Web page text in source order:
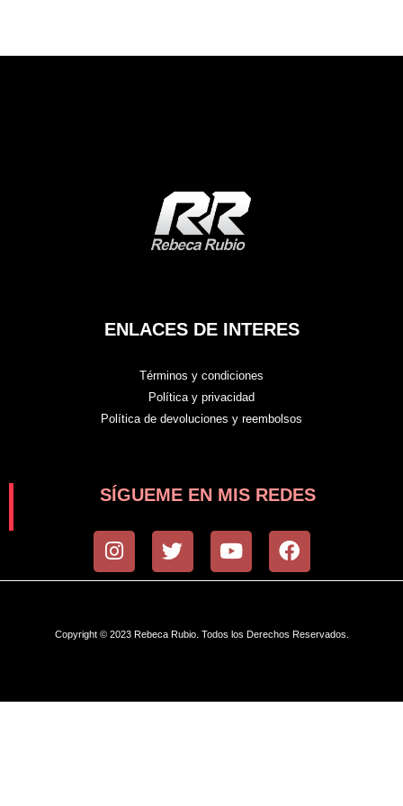
ENLACES DE INTERES
Términos y condiciones
Política y privacidad
Política de devoluciones y reembolsos
SÍGUEME EN MIS REDES
I
n
s
g
m
T
w
i
e
Y
o
u
b
F
a
c
o
Copyright © 2023 Rebeca Rubio. Todos los Derechos Reservados.